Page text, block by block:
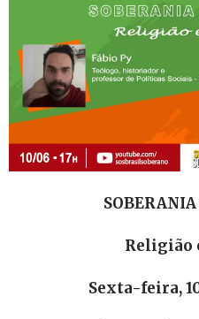
Religião
Sexta-feira,